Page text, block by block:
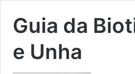
Guia da
e Unha